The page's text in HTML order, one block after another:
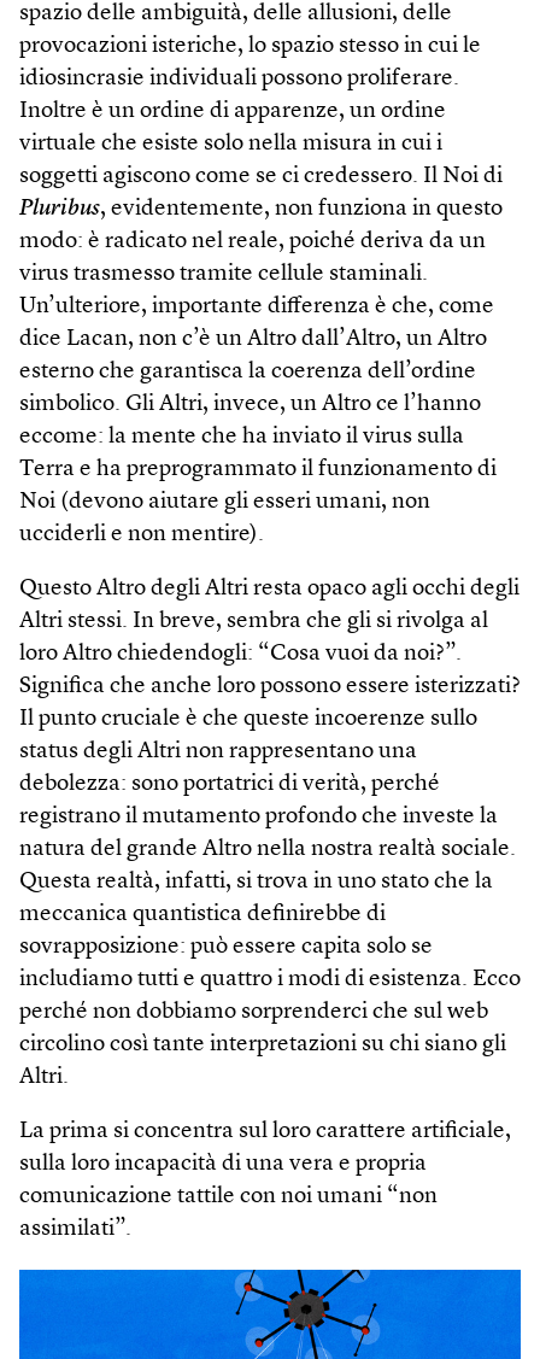
spazio delle ambiguità, delle allusioni, delle
provocazioni isteriche, lo spazio stesso in cui le
idiosincrasie individuali possono proliferare.
Inoltre è un ordine di apparenze, un ordine
virtuale che esiste solo nella misura in cui i
soggetti agiscono come se ci credessero. Il Noi di
Pluribus, evidentemente, non funziona in questo
modo: è radicato nel reale, poiché deriva da un
virus trasmesso tramite cellule staminali.
Un’ulteriore, importante differenza è che, come
dice Lacan, non c’è un Altro dall’Altro, un Altro
esterno che garantisca la coerenza dell’ordine
simbolico. Gli Altri, invece, un Altro ce l’hanno
eccome: la mente che ha inviato il virus sulla
Terra e ha preprogrammato il funzionamento di
Noi (devono aiutare gli esseri umani, non
ucciderli e non mentire).
Questo Altro degli Altri resta opaco agli occhi degli
Altri stessi. In breve, sembra che gli si rivolga al
loro Altro chiedendogli: “Cosa vuoi da noi?”.
Significa che anche loro possono essere isterizzati?
Il punto cruciale è che queste incoerenze sullo
status degli Altri non rappresentano una
debolezza: sono portatrici di verità, perché
registrano il mutamento profondo che investe la
natura del grande Altro nella nostra realtà sociale.
Questa realtà, infatti, si trova in uno stato che la
meccanica quantistica definirebbe di
sovrapposizione: può essere capita solo se
includiamo tutti e quattro i modi di esistenza. Ecco
perché non dobbiamo sorprenderci che sul web
circolino così tante interpretazioni su chi siano gli
Altri.
La prima si concentra sul loro carattere artificiale,
sulla loro incapacità di una vera e propria
comunicazione tattile con noi umani “non
assimilati”.